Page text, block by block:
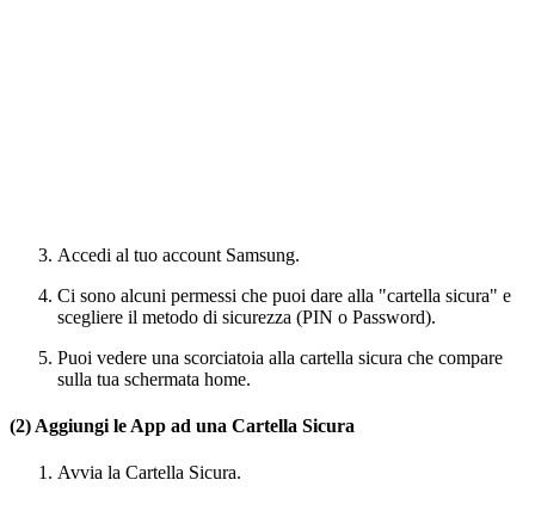
Accedi al tuo account Samsung.
Ci sono alcuni permessi che puoi dare alla "cartella sicura" e
scegliere il metodo di sicurezza (PIN o Password).
Puoi vedere una scorciatoia alla cartella sicura che compare
sulla tua schermata home.
(2) Aggiungi le App ad una Cartella Sicura
Avvia la Cartella Sicura.